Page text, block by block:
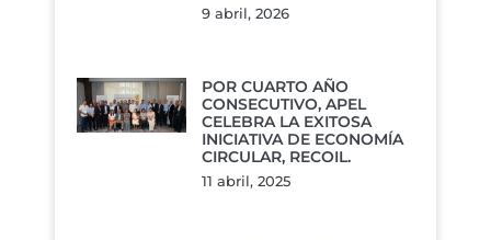
9 abril, 2026
POR CUARTO AÑO
CONSECUTIVO, APEL
CELEBRA LA EXITOSA
INICIATIVA DE ECONOMÍA
CIRCULAR, RECOIL.
11 abril, 2025